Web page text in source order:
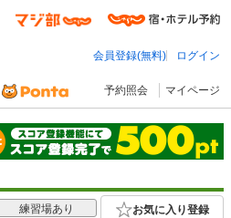
会員登録(無料) ログイン
予約照会 マイページ
練習場あり お気に入り登録